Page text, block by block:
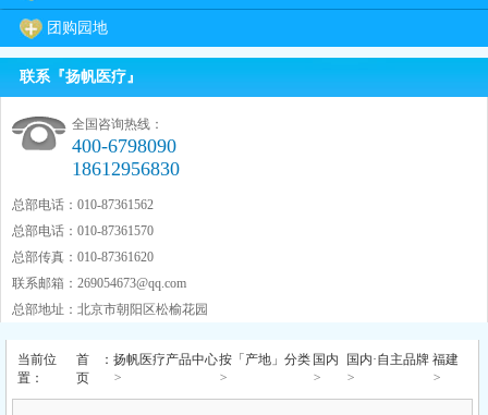
团购园地
联系『扬帆医疗』
全国咨询热线：
400-6798090
18612956830
总部电话：010-87361562
总部电话：010-87361570
总部传真：010-87361620
联系邮箱： 269054673@qq.com
总部地址：北京市朝阳区松榆花园
当前位
置：
首
页
： 扬帆医疗产品中心
>
按「产地」分类
>
国内
>
国内·自主品牌
>
福建
>